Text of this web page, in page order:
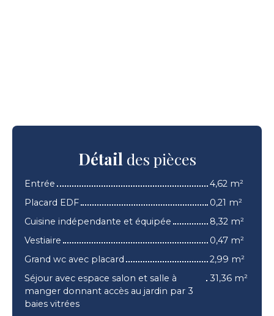
Détail des pièces
Entrée
4,62 m²
Placard EDF
0,21 m²
Cuisine indépendante et équipée
8,32 m²
Vestiaire
0,47 m²
Grand wc avec placard
2,99 m²
Séjour avec espace salon et salle à
manger donnant accès au jardin par 3
baies vitrées
31,36 m²